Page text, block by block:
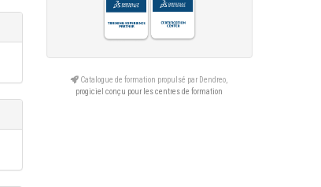
Catalogue de formation propulsé par Dendreo,
progiciel conçu pour les centres de formation